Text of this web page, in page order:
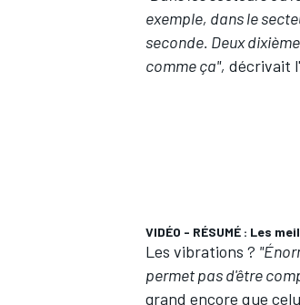
AUTRES CHAMPIONNATS
exemple, dans le
seconde. Deux
comme ça", décrivait
VIDÉO - RÉSUMÉ : Les
Les vibrations ?
permet pas d'être
grand encore que